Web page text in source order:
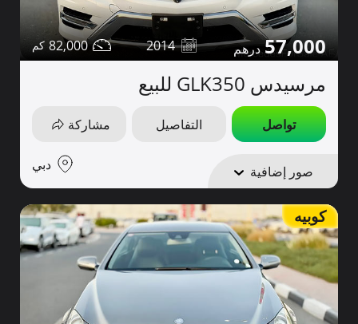
57,000
2014
82,000
مرسيدس GLK350 للبيع
تواصل التفاصيل مشاركة
صور إضافية دبي
كوبيه